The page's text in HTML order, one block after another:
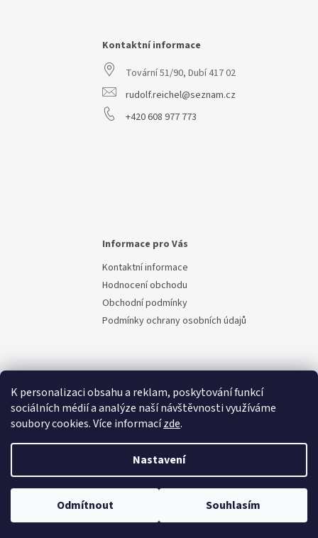
K personalizaci obsahu a reklam, poskytování funkcí
sociálních médií a analýze naší návštěvnosti využíváme
soubory cookies. Více informacízde.
Nastavení
Odmítnout Souhlasím
Kontaktní informace
Tovární 51/90, Dubí 417 02
rudolf.reichel@seznam.cz
+420 608 977 773
Informace pro Vás
Kontaktní informace
Hodnocení obchodu
Obchodní podmínky
Podmínky ochrany osobních údajů
Copyright 2026Berem.cz. Všechna práva vyhrazena.Upravit